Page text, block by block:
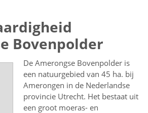
Bovenpolder
De Amerongse Bovenpolder is
een natuurgebied van 45 ha. bij
Amerongen in de Nederlandse
provincie Utrecht. Het bestaat uit
een groot moeras- en